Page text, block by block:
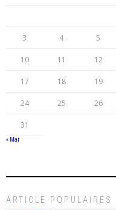
3 4 5
10 11 12
17 18 19
24 25 26
31
« Mar
ARTICLE POPULAIRES